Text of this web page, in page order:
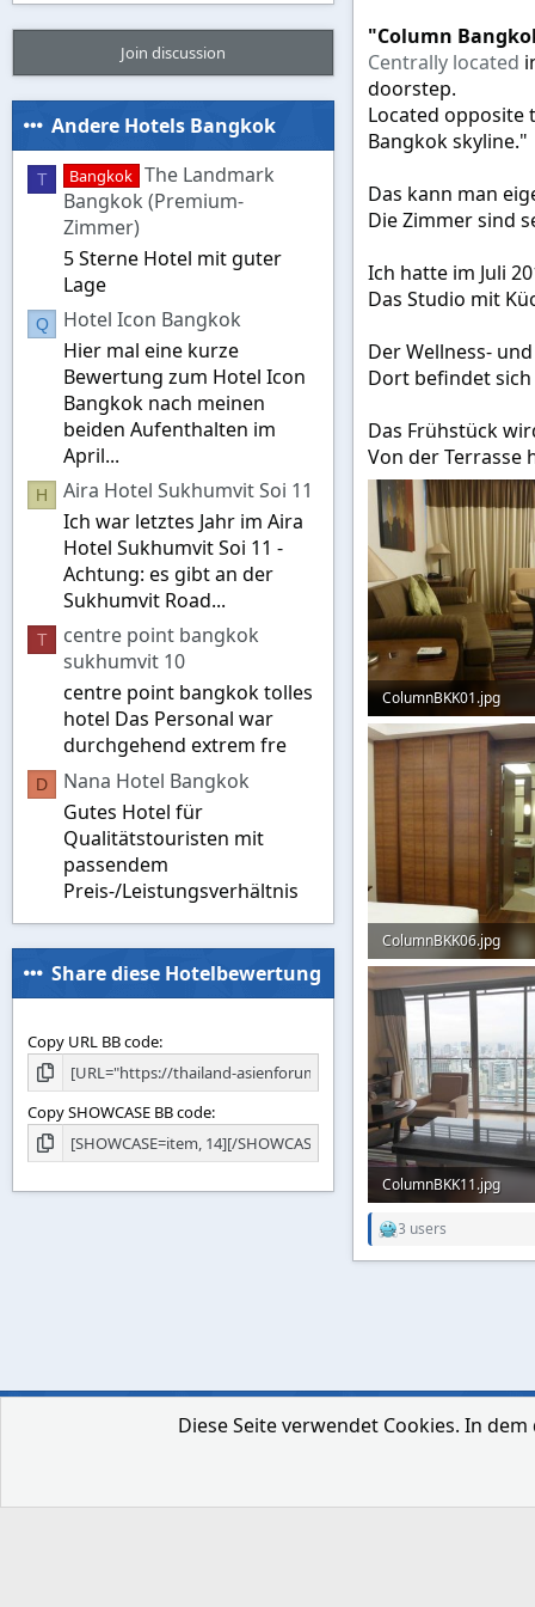
"Column
Centrally located
doorstep.
Located opposite
Bangkok skyline."
Das kann man
Die Zimmer sind
Ich hatte im Juli
Das Studio mit
Der Wellness-
Dort befindet
Das Frühstück
Von der Terrasse
ColumnBKK01.jpg
63,2 KB · Aufrufe: 701
ColumnBKK06.jpg
43,7 KB · Aufrufe: 196
ColumnBKK11.jpg
56,4 KB · Aufrufe: 204
R
e
s
3 users
Join discussion
Andere Hotels Bangkok
T Bangkok The Landmark
Bangkok (Premium-
Zimmer)
5 Sterne Hotel mit guter
Lage
Q
Hotel Icon Bangkok
Hier mal eine kurze
Bewertung zum Hotel Icon
Bangkok nach meinen
beiden Aufenthalten im
April...
H
Aira Hotel Sukhumvit Soi 11
Ich war letztes Jahr im Aira
Hotel Sukhumvit Soi 11 -
Achtung: es gibt an der
Sukhumvit Road...
T
centre point bangkok
sukhumvit 10
centre point bangkok tolles
hotel Das Personal war
durchgehend extrem fre
D
Nana Hotel Bangkok
Gutes Hotel für
Qualitätstouristen mit
passendem
Preis-/Leistungsverhältnis
Share diese Hotelbewertung
Copy URL BB code
Copy SHOWCASE BB code
Deutsch [Du]Diese Seite verwendet Cookies. In